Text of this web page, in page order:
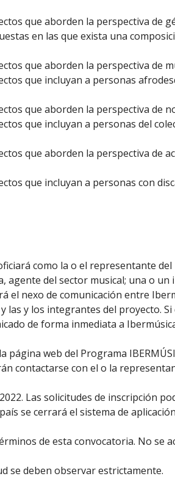
que aborden la perspectiva de
en las que exista una
que aborden la perspectiva de
que incluyan a personas
que aborden la perspectiva de
que incluyan a personas del
que aborden la perspectiva de
que incluyan a personas con
como la o el representante
del sector musical; una o
el nexo de comunicación entre
y los integrantes del proyecto.
de forma inmediata a
web del Programa
contactarse con el o la
Las solicitudes de inscripción
se cerrará el sistema de
de esta convocatoria. No se
se deben observar estrictamente.